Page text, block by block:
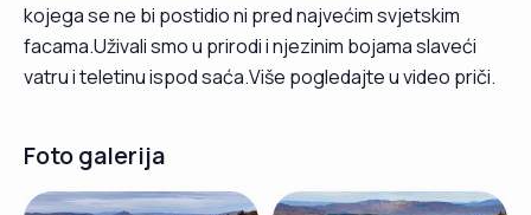
kojega se ne bi postidio ni pred najvećim svjetskim
facama.Uživali smo u prirodi i njezinim bojama slaveći
vatru i teletinu ispod saća.Više pogledajte u video priči.
Foto galerija